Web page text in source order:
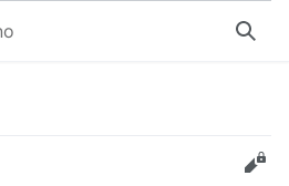
Søk
Rediger